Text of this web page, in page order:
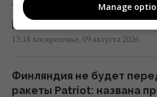
Украине МиГи", –
разъяснил ситуацию
13:18 воскресенье, 09 августа 2026
Финляндия не будет
ракеты Patriot: названа
Manage